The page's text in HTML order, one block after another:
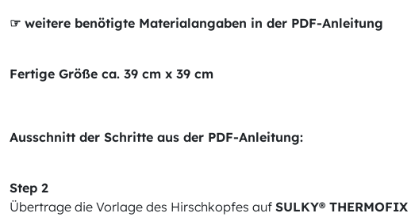
☞ weitere benötigte Materialangaben in der PDF-Anleitung
Fertige Größe ca. 39 cm x 39 cm
Ausschnitt der Schritte aus der PDF-Anleitung:
Step 2
Übertrage die Vorlage des Hirschkopfes auf SULKY® THERMOFIX